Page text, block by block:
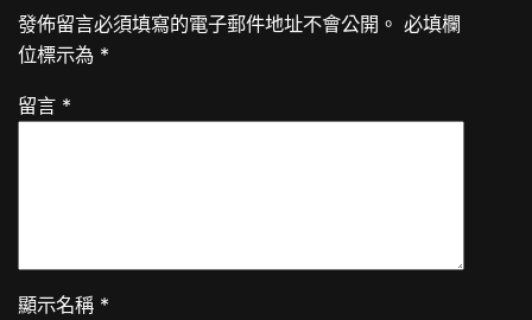
發佈留言必須填寫的電子郵件地址不會公開。 必填欄
位標示為 *
留言 *
顯示名稱 *